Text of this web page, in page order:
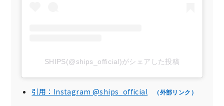
SHIPS(@ships_official)がシェアした投稿
引用：Instagram @ships_official （外部リンク）